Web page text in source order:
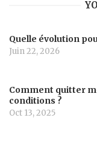
Quelle évolution
Juin 22, 2026
Comment quitter
conditions ?
Oct 13, 2025